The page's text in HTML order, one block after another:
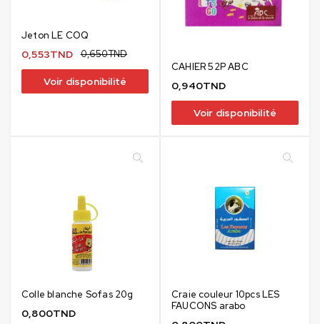
Jeton LE COQ
0,650TND
0,553TND
Voir disponibilité
CAHIER 52P ABC
0,940TND
Voir disponibilité
Colle blanche Sofas 20g
0,800TND
Craie couleur 10pcs LES
FAUCONS arabo